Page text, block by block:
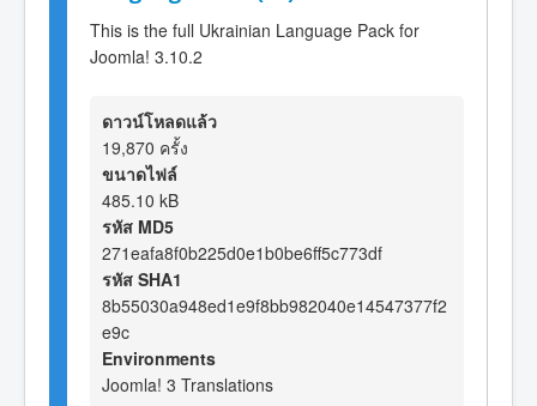
This is the full Ukrainian Language Pack for
Joomla! 3.10.2
ดาวน์โหลดแล้ว
19,870 ครั้ง
ขนาดไฟล์
485.10 kB
รหัส MD5
271eafa8f0b225d0e1b0be6ff5c773df
รหัส SHA1
8b55030a948ed1e9f8bb982040e14547377f2
e9c
Environments
Joomla! 3 Translations